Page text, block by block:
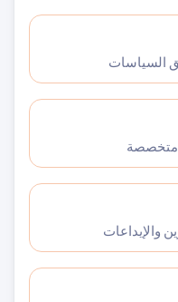
السياسات
متخصصة
والإيداعات